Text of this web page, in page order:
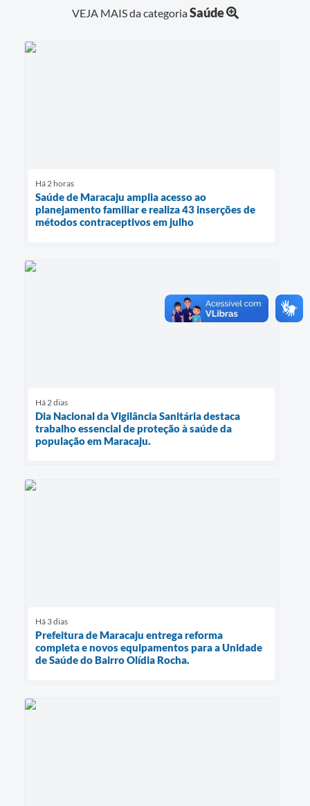
VEJA MAIS da categoriaSaúde
Há 2 horas
Saúde de Maracaju amplia acesso ao
planejamento familiar e realiza 43 inserções de
métodos contraceptivos em julho
Há 2 dias
Dia Nacional da Vigilância Sanitária destaca
trabalho essencial de proteção à saúde da
população em Maracaju.
Há 3 dias
Prefeitura de Maracaju entrega reforma
completa e novos equipamentos para a Unidade
de Saúde do Bairro Olídia Rocha.